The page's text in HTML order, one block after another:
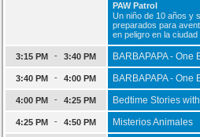
PAW Patrol
Un niño de 10 años y
preparados para
en peligro en la ciudad
3:15 PM - 3:40 PM BARBAPAPA - One
3:40 PM - 4:00 PM BARBAPAPA - One
4:00 PM - 4:25 PM Bedtime Stories
4:25 PM - 4:50 PM Misterios Animales